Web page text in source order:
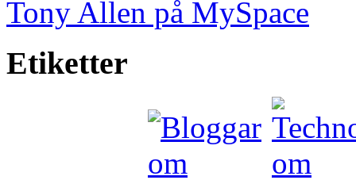
Tony Allen på MySpace
Etiketter